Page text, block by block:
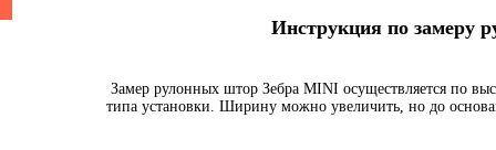
Инструкция по
Замер рулонных штор Зебра MINI осуществляется по
типа установки. Ширину можно увеличить, но до